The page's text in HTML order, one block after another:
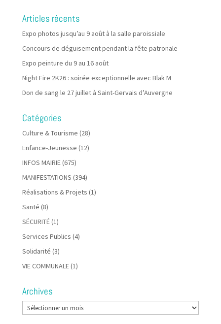
Articles récents
Expo photos jusqu’au 9 août à la salle paroissiale
Concours de déguisement pendant la fête patronale
Expo peinture du 9 au 16 août
Night Fire 2K26 : soirée exceptionnelle avec Blak M
Don de sang le 27 juillet à Saint-Gervais d’Auvergne
Catégories
Culture & Tourisme (28)
Enfance-Jeunesse (12)
INFOS MAIRIE(675)
MANIFESTATIONS (394)
Réalisations & Projets (1)
Santé (8)
SÉCURITÉ(1)
Services Publics (4)
Solidarité (3)
VIE COMMUNALE(1)
Archives
Archives